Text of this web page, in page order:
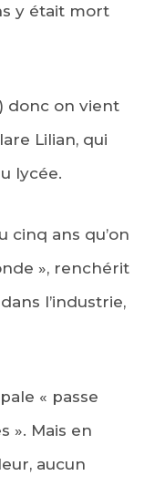
y était mort
donc on vient
Lilian, qui
lycée.
cinq ans qu’on
», renchérit
l’industrie,
« passe
». Mais en
aucun